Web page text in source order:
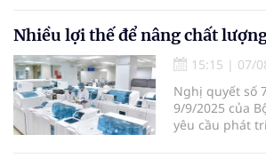
sàng lọc cho
địa bàn tỉnh
Nhiều lợi thế để nâng chất
15:15 | 07/
Nghị quyết số
9/9/2025 của
yêu cầu phát